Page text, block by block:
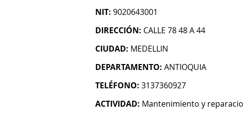
NIT: 9020643001
DIRECCIÓN: CALLE 78 48 A 44
CIUDAD: MEDELLIN
DEPARTAMENTO: ANTIOQUIA
TELÉFONO: 3137360927
ACTIVIDAD: Mantenimiento y